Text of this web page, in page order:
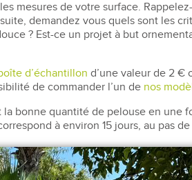
mesures de votre surface.
demandez vous quels sont les
? Est-ce un projet à but
d’échantillon d’une valeur de 2 €
de commander l’un de nos
bonne quantité de pelouse en une
à environ 15 jours, au pas